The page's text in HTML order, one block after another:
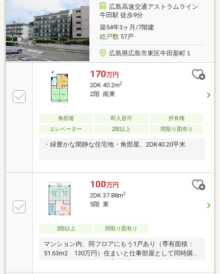
ます・WEBよりもリアルな資金シミュレーションが可
能です・未完成でも類似の完成物件があればご案内可
能です赤い「見学可能」ボタンから、ご希望の日時に
ご予約ください。
広島高速交通アストラムライン
牛田駅 徒歩9分
築54年3ヶ月/7階建
総戸数57戸
広島県広島市東区牛田新町１
170万円
2DK 40.2m2
2階 南東
角部屋 即入居可
所有権
エレベーター
2階以上 間取り図有り
・緑豊かな閑静な住宅地・角部屋、2DK40.20平米
100万円
2DK 37.88m2
5階 東
2階以上 間取り図有り
マンション内、同フロアにもう1戸あり（専有面積：
51.63m2 130万円）住まいと仕事部屋として同時購入
島交通、広島電鉄、JRバスが停車し、便数が多く便利